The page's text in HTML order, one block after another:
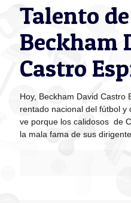
Talento
Beckham
Castro
Hoy, Beckham David Castro
rentado nacional del fútbol
ve porque los calidosos de
la mala fama de sus